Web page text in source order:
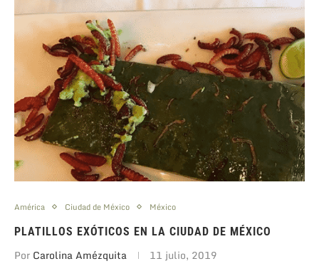
América Ciudad de México México
PLATILLOS EXÓTICOS EN LA CIUDAD DE MÉXICO
Por Carolina Amézquita 11 julio, 2019